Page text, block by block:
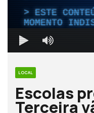
ESTE
MOMENTO
LOCAL
Escolas
Terceira